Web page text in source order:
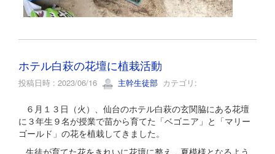
ホテル白萩の花壇に植栽活動
投稿日時 : 2023/06/16 主幹生徒部 カテゴリ:
６月１３日（火）、仙台のホテル白萩の玄関脇にある花壇
に３年生９名が授業で苗から育てた「ベゴニア」と「マリー
ゴールド」の花を植栽してきました。
生徒が育てた花をきれいに花壇に整え、夏模様となるよう